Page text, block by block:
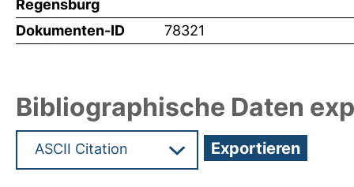
Regensburg
Dokumenten-ID 78321
Bibliographische Daten